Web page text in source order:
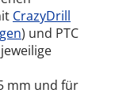
CrazyDrill
) und PTC
mm und für